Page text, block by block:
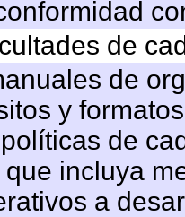
de
de
y
de
incluya
a